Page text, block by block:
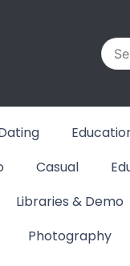
Casual
Libraries & Demo
Photography